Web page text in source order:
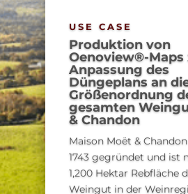
USE CASE
Produktion von
Oenoview®-Maps
Anpassung des
Düngeplans an
Größenordnung
gesamten
& Chandon
Maison Moët &
1743 gegründet und ist
1,200 Hektar Rebfläche
Weingut in der